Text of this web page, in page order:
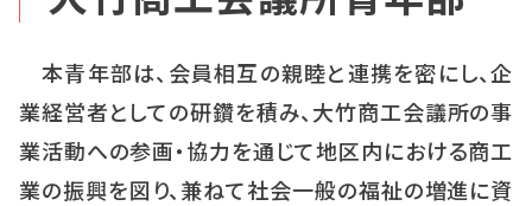
支援・相談
お知らせ
本青年部は、会員相互の親睦と連携を密にし、企
業経営者としての研鑽を積み、大竹商工会議所の事
業活動への参画・協力を通じて地区内における商工
業の振興を図り、兼ねて社会一般の福祉の増進に資